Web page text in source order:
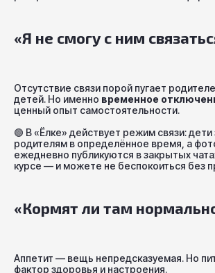
«Я не смогу с ним
Отсутствие связи порой пугает
детей. Но именно временное
ценный опыт самостоятельности.
🟢 В «Ёлке» действует режим связи: дети
родителям в определённое время, а
ежедневно публикуются в закрытых
курсе — и можете не беспокоиться без
«Кормят ли там
Аппетит — вещь непредсказуемая. Но
фактор здоровья и настроения.